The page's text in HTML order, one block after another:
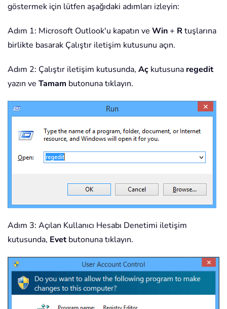
göstermek için lütfen aşağıdaki adımları izleyin:
Adım 1: Microsoft Outlook'u kapatın ve Win+ Rtuşlarına
birlikte basarak Çalıştır iletişim kutusunu açın.
Adım 2: Çalıştır iletişim kutusunda, Aç kutusuna regedit
yazın ve Tamam butonuna tıklayın.
Adım 3: Açılan Kullanıcı Hesabı Denetimi iletişim
kutusunda, Evetbutonuna tıklayın.